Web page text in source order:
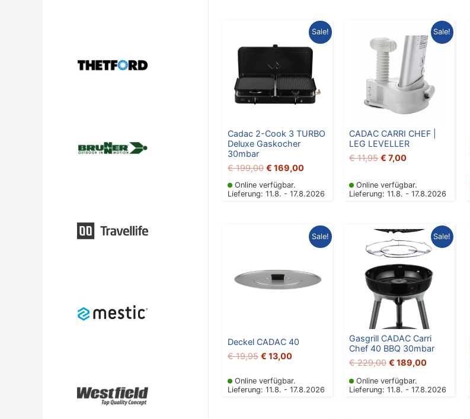
Sale!
Cadac 2-Cook 3 TURBO
Deluxe Gaskocher
30mbar
€199,00
Ursprünglicher
war:
€ 169,00
Aktueller
Preis
ist:
€ 169,00.
Online verfügbar.
Lieferung: 11.8. - 17.8.2026
Sale!
CADAC CARRI CHEF |
LEG LEVELLER
€11,95
Ursprünglicher
Preis
war:
€ 11,95
€ 7,00
Aktueller
Preis
ist:
€ 7,00.
Online verfügbar.
Lieferung: 11.8. - 17.8.2026
Sale!
Deckel CADAC 40
€19,95
Ursprünglicher
€ 13,00
Aktueller
Preis
Online verfügbar.
Lieferung: 11.8. - 17.8.2026
Sale!
Gasgrill CADAC Carri
Chef 40 BBQ 30mbar
€229,00
Ursprünglicher
Preis
war:
€ 229,00
€ 189,00
Aktueller
Preis
ist:
Online verfügbar.
Lieferung: 11.8. - 17.8.2026